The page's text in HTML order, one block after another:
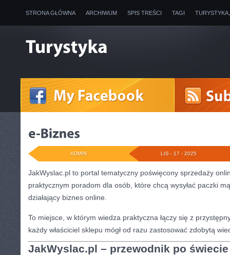
STRONA GŁÓWNA ARCHIWUM SPIS TREŚCI TAGI
LIS - 17 - 2025
ADMIN
JakWyslac.pl to portal tematyczny poświęcony sprzedaży
praktycznym poradom dla osób, które chcą wysyłać paczki
działający biznes online.
To miejsce, w którym wiedza praktyczna łączy się z
każdy właściciel sklepu mógł od razu zastosować zdobytą
JakWyslac.pl – przewodnik po świecie